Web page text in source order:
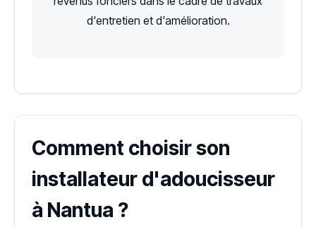
d'entretien et d'amélioration.
Comment choisir son
installateur d'adoucisseur
à Nantua ?